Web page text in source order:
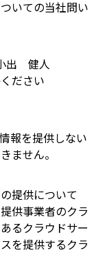
いての当社問い
出 健人
ださい
報を提供しない
ません。
提供について
供事業者のクラ
るクラウドサー
を提供するクラ